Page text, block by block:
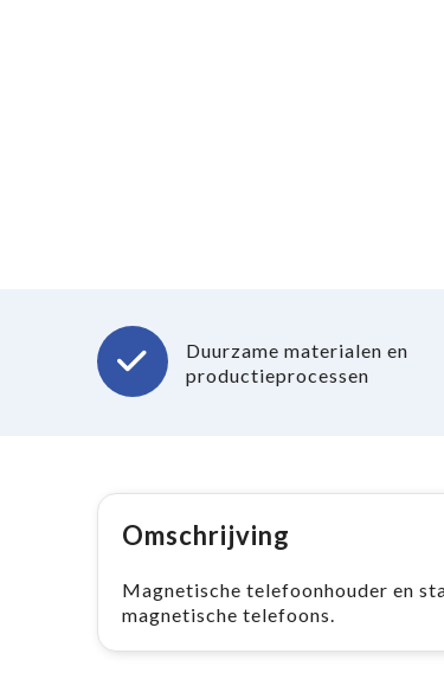
Duurzame materialen en
productieprocessen
Omschrijving
Magnetische telefoonhouder en
magnetische telefoons.